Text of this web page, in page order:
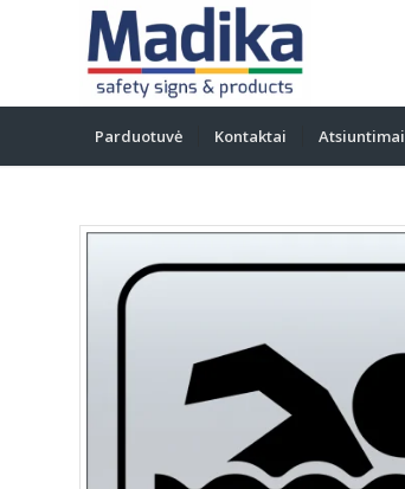
Parduotuvė Kontaktai Atsiuntimai